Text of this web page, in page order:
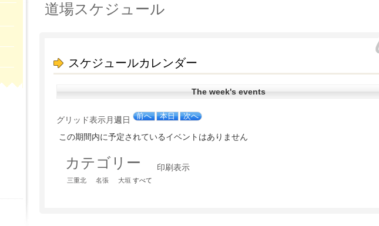
道場スケジュール
スケジュールカレンダー
The week's events
グリッド表示月週 日 前へ 本日 次へ
この期間内に予定されているイベントはありません
カテゴリー
三重北 名張 大垣 すべて
印刷表示